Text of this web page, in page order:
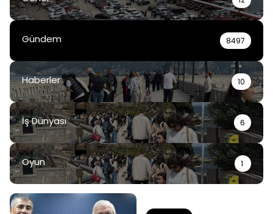
Gündem 8497
Haberler 10
İş Dünyası 6
Oyun 1